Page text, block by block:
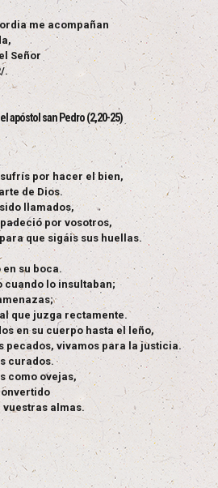
me acompañan
Señor
.
apóstol san Pedro (2,20-25)
por hacer el bien,
de Dios.
llamados,
por vosotros,
que sigáis sus huellas.
su boca.
cuando lo insultaban;
que juzga rectamente.
en su cuerpo hasta el leño,
pecados, vivamos para la justicia.
curados.
como ovejas,
almas.